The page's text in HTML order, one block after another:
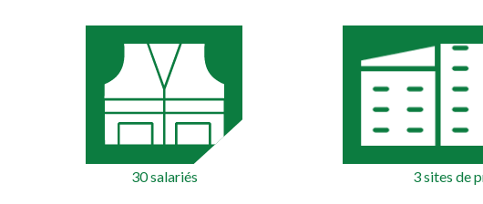
30 salariés 3 sites de